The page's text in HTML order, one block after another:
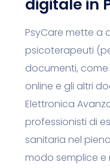
digitale in
PsyCare mette a
psicoterapeuti
documenti, come
online e gli altri
Elettronica
professionisti di
sanitaria nel
modo semplice e